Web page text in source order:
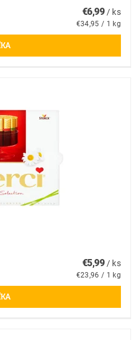
€6,99 / ks
€34,95 / 1 kg
€5,99 / ks
€23,96 / 1 kg